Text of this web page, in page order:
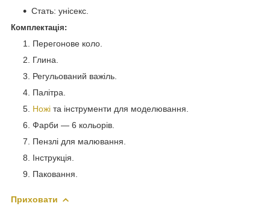
Стать: унісекс.
Комплектація:
Перегонове коло.
Глина.
Регульований важіль.
Палітра.
Ножі та інструменти для моделювання.
Фарби — 6 кольорів.
Пензлі для малювання.
Інструкція.
Паковання.
Приховати